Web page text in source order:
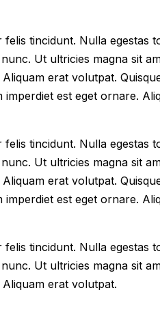
tincidunt. Nulla egestas
Ut ultricies magna sit
erat volutpat.
est eget ornare.
tincidunt. Nulla egestas
Ut ultricies magna sit
erat volutpat.
est eget ornare.
tincidunt. Nulla egestas
Ut ultricies magna sit
erat volutpat.